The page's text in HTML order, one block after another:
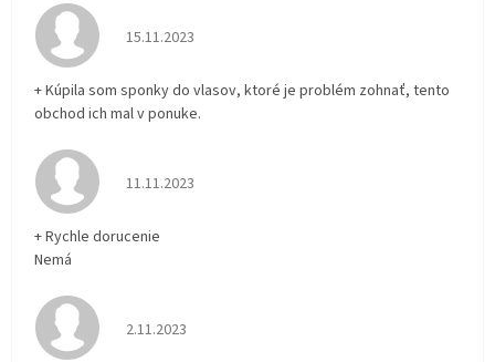
Hodnotenie obchodu je 5 z 5 hviezdičiek.
15.11.2023
+ Kúpila som sponky do vlasov, ktoré je problém zohnať, tento
obchod ich mal v ponuke.
Hodnotenie obchodu je 5 z 5 hviezdičiek.
11.11.2023
+ Rychle dorucenie
Nemá
Hodnotenie obchodu je 5 z 5 hviezdičiek.
2.11.2023